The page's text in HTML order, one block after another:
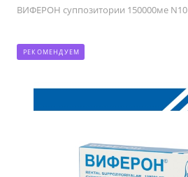
ВИФЕРОН суппозитории 150000ме N10
РЕКОМЕНДУЕМ